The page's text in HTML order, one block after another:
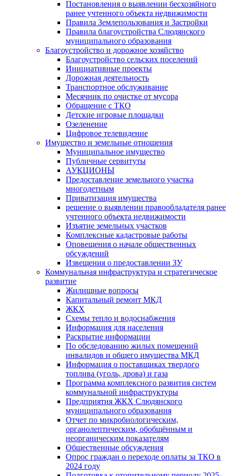
Постановления о выявлении бесхозяйного
ранее учтенного объекта недвижимости
Правила Землепользования и Застройки
Правила благоустройства Слюдянского
муниципального образования
Благоустройство и дорожное хозяйство
Благоустройство сельских поселений
Инициативные проекты
Дорожная деятельность
Транспортное обслуживание
Месячник по очистке от мусора
Обращение с ТКО
Детские игровые площадки
Озеленение
Цифровое телевидение
Имущество и земельные отношения
Муниципальное имущество
Публичные сервитуты
АУКЦИОНЫ
Предоставление земельного участка
многодетным
Приватизация имущества
решение о выявлении правообладателя ранее
учтенного объекта недвижимости
Изъятие земельных участков
Комплексные кадастровые работы
Оповещения о начале общественных
обсуждений
Извещения о предоставлении ЗУ
Коммунальная инфраструктура и стратегическое
развитие
Жилищные вопросы
Капитальный ремонт МКД
ЖКХ
Схемы тепло и водоснабжения
Информация для населения
Раскрытие информации
По обследованию жилых помещений
инвалидов и общего имущества МКД
Информация о поставщиках твердого
топлива (уголь, дрова) и газа
Программа комплексного развития систем
коммунальной инфраструктуры
Предприятия ЖКХ Слюдянского
муниципального образования
Отчет по микробиологическим,
органолептическим, обобщённым и
неорганическим показателям
Общественные обсуждения
Опрос граждан о переходе оплаты за ТКО в
2024 году